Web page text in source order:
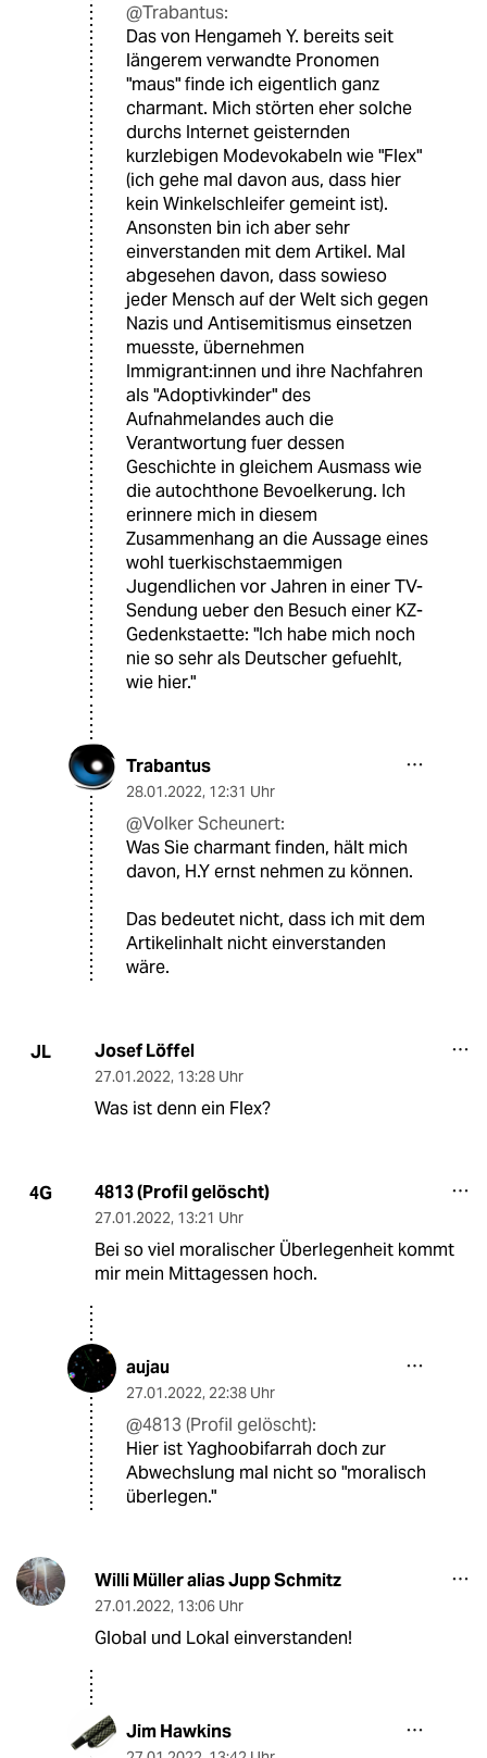
@Trabantus:
Das von Hengameh Y. bereits seit
längerem verwandte Pronomen
"maus" finde ich eigentlich ganz
charmant. Mich störten eher solche
durchs Internet geisternden
kurzlebigen Modevokabeln wie "Flex"
(ich gehe mal davon aus, dass hier
kein Winkelschleifer gemeint ist).
Ansonsten bin ich aber sehr
einverstanden mit dem Artikel. Mal
abgesehen davon, dass sowieso
jeder Mensch auf der Welt sich gegen
Nazis und Antisemitismus einsetzen
muesste, übernehmen
Immigrant:innen und ihre Nachfahren
als "Adoptivkinder" des
Aufnahmelandes auch die
Verantwortung fuer dessen
Geschichte in gleichem Ausmass wie
die autochthone Bevoelkerung. Ich
erinnere mich in diesem
Zusammenhang an die Aussage eines
wohl tuerkischstaemmigen
Jugendlichen vor Jahren in einer TV-
Sendung ueber den Besuch einer KZ-
Gedenkstaette: "Ich habe mich noch
nie so sehr als Deutscher gefuehlt,
wie hier."
Trabantus
28.01.2022, 12:31 Uhr
@Volker Scheunert:
Was Sie charmant finden, hält mich
davon, H.Y ernst nehmen zu können.
Das bedeutet nicht, dass ich mit dem
Artikelinhalt nicht einverstanden
wäre.
JL Josef Löffel
27.01.2022, 13:28 Uhr
Was ist denn ein Flex?
4G 4813 (Profil gelöscht)
27.01.2022, 13:21 Uhr
Bei so viel moralischer Überlegenheit kommt
mir mein Mittagessen hoch.
aujau
27.01.2022, 22:38 Uhr
@4813 (Profil gelöscht):
Hier ist Yaghoobifarrah doch zur
Abwechslung mal nicht so "moralisch
überlegen."
Willi Müller alias Jupp Schmitz
27.01.2022, 13:06 Uhr
Global und Lokal einverstanden!
Jim Hawkins